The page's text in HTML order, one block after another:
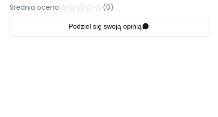
Średnia ocena (0)
Podziel się swoją opinią